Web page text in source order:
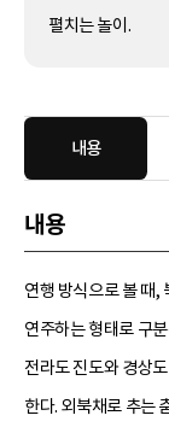
펼치는 놀이.
내용
내용
연행 방식으로 볼 때,
연주하는 형태로 구
전라도 진도와 경상
한다. 외북채로 추는